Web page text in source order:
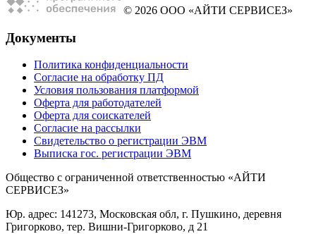
© 2026 ООО «АЙТИ СЕРВИСЕЗ»
Документы
Политика конфиденциальности
Согласие на обработку ПД
Условия пользования платформой
Оферта для работодателей
Оферта для соискателей
Согласие на рассылки
Свидетельство о регистрации ЭВМ
Выписка гос. регистрации ЭВМ
Общество с ограниченной ответственностью «АЙТИ
СЕРВИСЕЗ»
Юр. адрес: 141273, Московская обл, г. Пушкино, деревня
Григорково, тер. Вишни-Григорково, д 21